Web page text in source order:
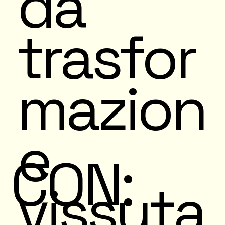
trasfor
mazion
e
CON: